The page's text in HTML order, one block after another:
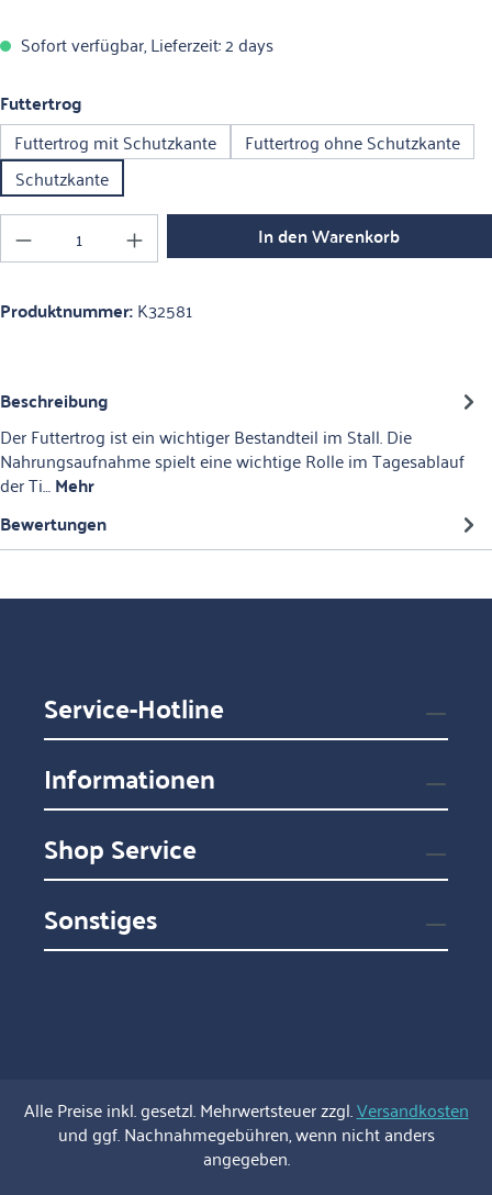
Sofort verfügbar, Lieferzeit: 2 days
Futtertrogauswählen
Futtertrog mit Schutzkante
Futtertrog ohne Schutzkante
Schutzkante
Produkt Anzahl: Gib den gewünschten Wert
In den Warenkorb
Produktnummer:K32581
Beschreibung
Der Futtertrog ist ein wichtiger Bestandteil im Stall. Die
Nahrungsaufnahme spielt eine wichtige Rolle im Tagesablauf
der Ti…Mehr
Bewertungen
Service-Hotline
Informationen
Shop Service
Sonstiges
Alle Preise inkl. gesetzl. Mehrwertsteuer zzgl.Versandkosten
und ggf. Nachnahmegebühren, wenn nicht anders
angegeben.